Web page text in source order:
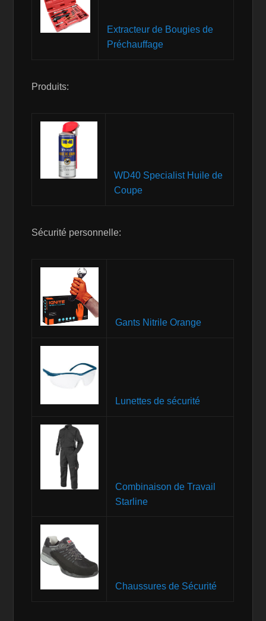
Extracteur de Bougies de
Préchauffage
Produits:
WD40 Specialist Huile de
Coupe
Sécurité personnelle:
Gants Nitrile Orange
Lunettes de sécurité
Combinaison de Travail
Starline
Chaussures de Sécurité